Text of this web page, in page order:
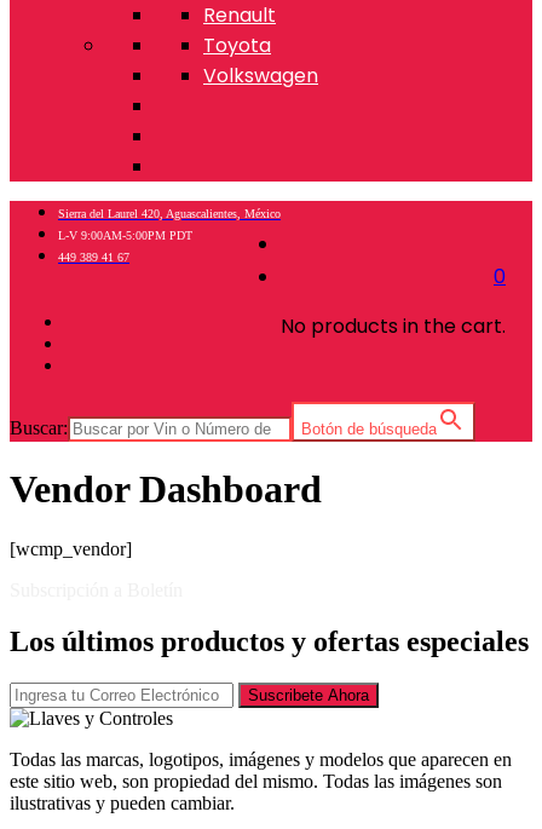
Renault
Toyota
Volkswagen
0
No products in the cart.
Sierra del Laurel 420, Aguascalientes, México
L-V 9:00AM-5:00PM PDT
449 389 41 67
Buscar: Botón de búsqueda
Vendor Dashboard
[wcmp_vendor]
Los últimos productos y ofertas especiales
Suscribete Ahora
Todas las marcas, logotipos, imágenes y modelos que aparecen en
este sitio web, son propiedad del mismo. Todas las imágenes son
ilustrativas y pueden cambiar.